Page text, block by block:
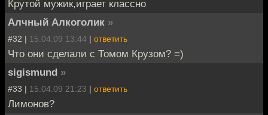
Крутой мужик,играет классно
Алчный Алкоголик »
#32 | 15.04.09 13:44 | ответить
Что они сделали с Томом Крузом? =)
sigismund »
#33 | 15.04.09 21:23 | ответить
Лимонов?